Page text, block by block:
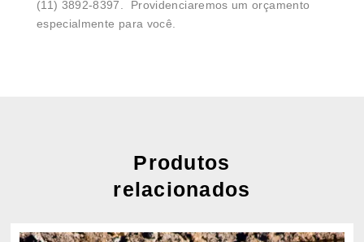
(11) 3892-8397. Providenciaremos um orçamento
especialmente para você.
Produtos
relacionados